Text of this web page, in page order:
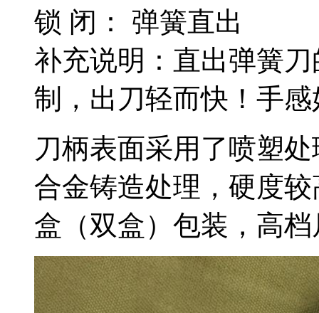
锁 闭： 弹簧直出
补充说明：直出弹簧
制，出刀轻而快！手感
刀柄表面采用了喷塑
合金铸造处理，硬度
盒（双盒）包装，高